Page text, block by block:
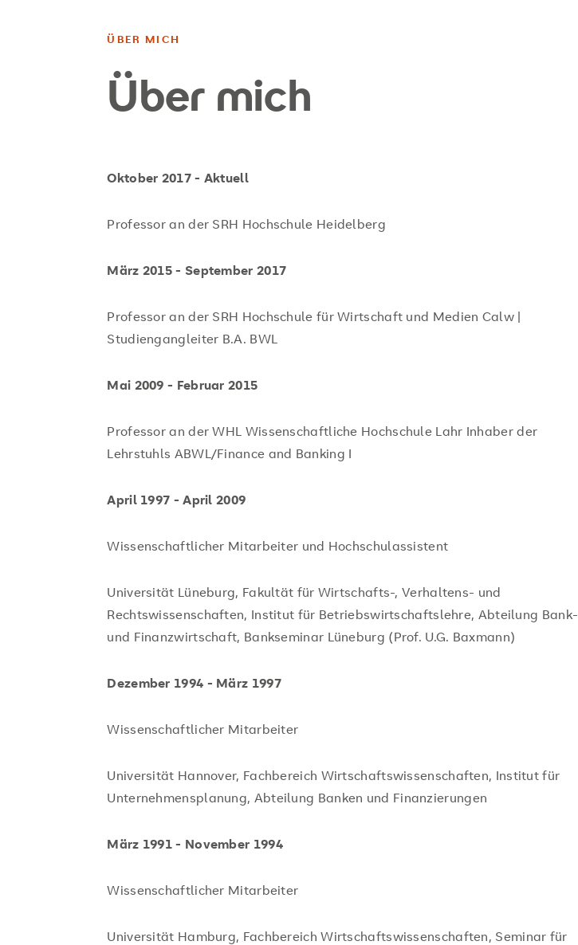
ÜBER MICH
Über mich
Oktober 2017 - Aktuell
Professor an der SRH Hochschule Heidelberg
März 2015 - September 2017
Professor an der SRH Hochschule für Wirtschaft und Medien Calw |
Studiengangleiter B.A. BWL
Mai 2009 - Februar 2015
Professor an der WHL Wissenschaftliche Hochschule Lahr Inhaber der
Lehrstuhls ABWL/Finance and Banking I
April 1997 - April 2009
Wissenschaftlicher Mitarbeiter und Hochschulassistent
Universität Lüneburg, Fakultät für Wirtschafts-, Verhaltens- und
Rechtswissenschaften, Institut für Betriebswirtschaftslehre, Abteilung Bank-
und Finanzwirtschaft, Bankseminar Lüneburg (Prof. U.G. Baxmann)
Dezember 1994 - März 1997
Wissenschaftlicher Mitarbeiter
Universität Hannover, Fachbereich Wirtschaftswissenschaften, Institut für
Unternehmensplanung, Abteilung Banken und Finanzierungen
März 1991 - November 1994
Wissenschaftlicher Mitarbeiter
Universität Hamburg, Fachbereich Wirtschaftswissenschaften, Seminar für